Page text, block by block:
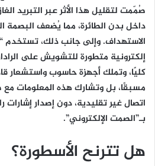
صُمّمت لتقليل هذا الأثر عبر التبريد
داخل بدن الطائرة، مما يُضعف البصمة
إلكترونية متطورة للتشويش على
كليًا، وتملك أجهزة حاسوب واستشعار
مسبقًا، بل وتشارك هذه المعلومات مع
اتصال غير تقليدية، دون إصدار إشارات
بـ”الصمت الإلكتروني”.
هل تترنح الأسطورة؟